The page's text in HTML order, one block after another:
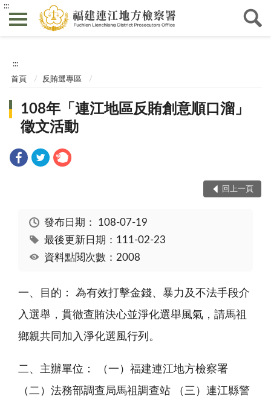
:::
:::
首頁 反賄選專區
108年「連江地區反賄創意順口溜」
徵文活動
回上一頁
發布日期： 108-07-19
最後更新日期：111-02-23
資料點閱次數：2008
一、目的： 為有效打擊金錢、暴力及不法手段介
入選舉，貫徹查賄決心並淨化選舉風氣，請馬祖
鄉親共同加入淨化選風行列。
二、主辦單位： （一）福建連江地方檢察署
（二）法務部調查局馬祖調查站 （三）連江縣警